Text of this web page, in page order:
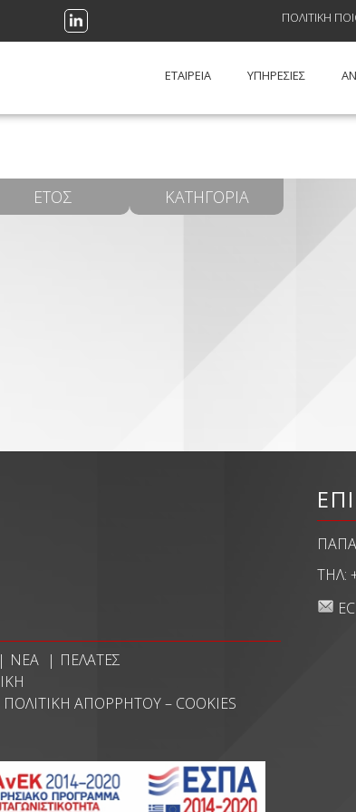
ΠΟΛΙΤΙΚΉ
ΕΤΑΙΡΕΊΑ ΥΠΗΡΕΣΙΕΣ
ΈΤΟΣ ΚΑΤΗΓΟΡΊΑ
ΝΈΑ
ΠΕΛΆΤΕΣ
ΠΟΛΙΤΙΚΉ ΑΠΟΡΡΉΤΟΥ – COOKIES
ΤΗΛ: